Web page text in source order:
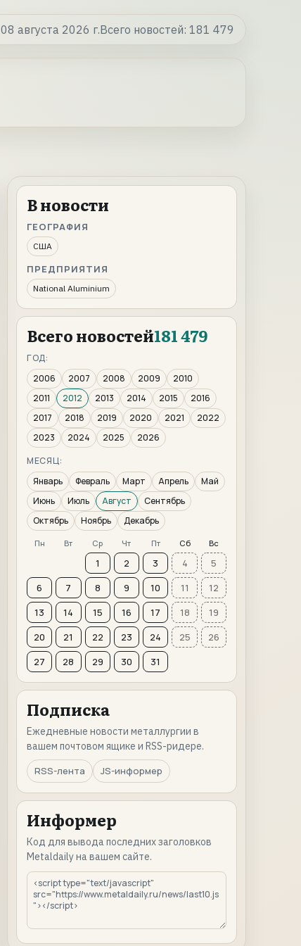
08 августа 2026 г.Всего новостей: 181 479
В новости
ГЕОГРАФИЯ
США
ПРЕДПРИЯТИЯ
National Aluminium
Всего новостей181 479
ГОД:
2006
2007 2008 2009
2010
2011
2012 2013 2014 2015
2016
2017
2018 2019 2020 2021
2022
2023
2024 2025
2026
МЕСЯЦ:
Январь
Февраль Март Апрель
Май
Июнь
Июль Август
Сентябрь
Октябрь
Ноябрь Декабрь
Пн Вт Ср Чт Пт Сб Вс
1 2 3 4
5
6
7 8 9 10 11
12
13
14 15 16 17 18
19
20
21 22 23 24 25
26
27
28 29 30 31
Подписка
Ежедневные новости металлургии в
вашем почтовом ящике и RSS-ридере.
RSS-лента
JS-информер
Информер
Код для вывода последних заголовков
Metaldaily на вашем сайте.